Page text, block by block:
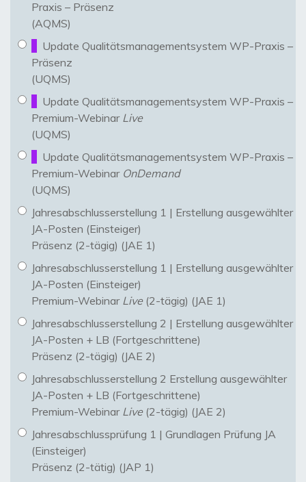
Praxis – Präsenz
(AQMS)
Update Qualitätsmanagementsystem WP-Praxis –
Präsenz
(UQMS)
Update Qualitätsmanagementsystem WP-Praxis –
Premium-Webinar Live
(UQMS)
Update Qualitätsmanagementsystem WP-Praxis –
Premium-Webinar OnDemand
(UQMS)
Jahresabschlusserstellung 1 | Erstellung ausgewählter
JA-Posten (Einsteiger)
Präsenz (2-tägig) (JAE 1)
Jahresabschlusserstellung 1 | Erstellung ausgewählter
JA-Posten (Einsteiger)
Premium-Webinar Live (2-tägig) (JAE 1)
Jahresabschlusserstellung 2 | Erstellung ausgewählter
JA-Posten + LB (Fortgeschrittene)
Präsenz (2-tägig) (JAE 2)
Jahresabschlusserstellung 2 Erstellung ausgewählter
JA-Posten + LB (Fortgeschrittene)
Premium-Webinar Live (2-tägig) (JAE 2)
Jahresabschlussprüfung 1 | Grundlagen Prüfung JA
(Einsteiger)
Präsenz (2-tätig) (JAP 1)